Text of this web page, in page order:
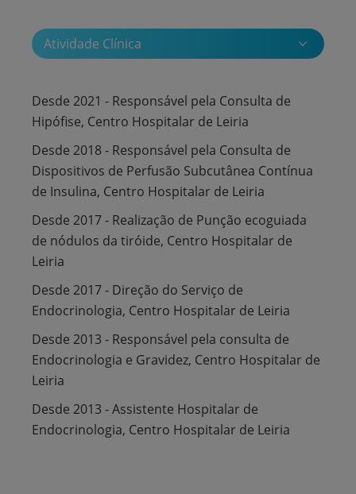
Atividade Clínica
Desde 2021 - Responsável pela Consulta de
Hipófise, Centro Hospitalar de Leiria
Desde 2018 - Responsável pela Consulta de
Dispositivos de Perfusão Subcutânea Contínua
de Insulina, Centro Hospitalar de Leiria
Desde 2017 - Realização de Punção ecoguiada
de nódulos da tiróide, Centro Hospitalar de
Leiria
Desde 2017 - Direção do Serviço de
Endocrinologia, Centro Hospitalar de Leiria
Desde 2013 - Responsável pela consulta de
Endocrinologia e Gravidez, Centro Hospitalar de
Leiria
Desde 2013 - Assistente Hospitalar de
Endocrinologia, Centro Hospitalar de Leiria